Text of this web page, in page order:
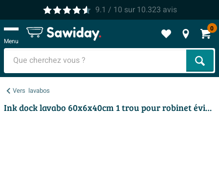
9.1 / 10 sur 10.323 avis
Menu
0
Vers lavabos
Ink dock lavabo 60x6x40cm 1 trou pour robinet évier polystone blanc mat